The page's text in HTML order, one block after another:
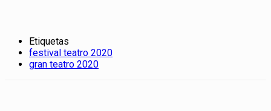
Etiquetas
festival teatro 2020
gran teatro 2020